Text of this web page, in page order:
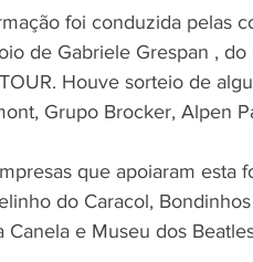
foi conduzida pelas
de Gabriele Grespan ,
Houve sorteio de
Grupo Brocker, Alpen
que apoiaram esta
do Caracol,
Canela e Museu dos